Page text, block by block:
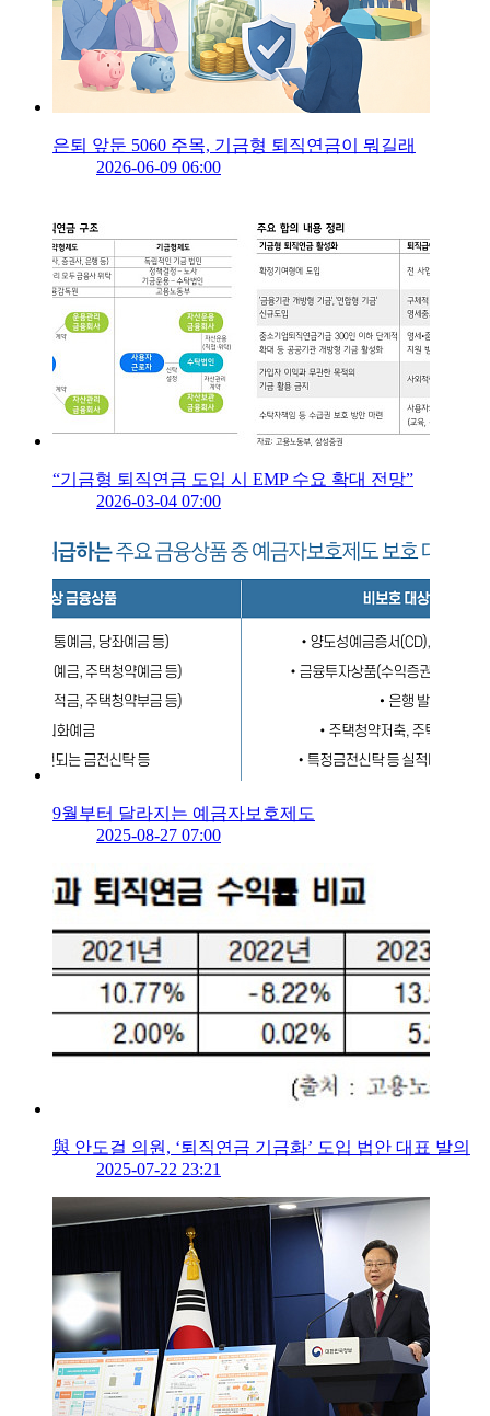
은퇴 앞둔 5060 주목, 기금형 퇴직연금이 뭐길래
2026-06-09 06:00
“기금형 퇴직연금 도입 시 EMP 수요 확대 전망”
2026-03-04 07:00
9월부터 달라지는 예금자보호제도
2025-08-27 07:00
與 안도걸 의원, ‘퇴직연금 기금화’ 도입 법안 대표 발의
2025-07-22 23:21